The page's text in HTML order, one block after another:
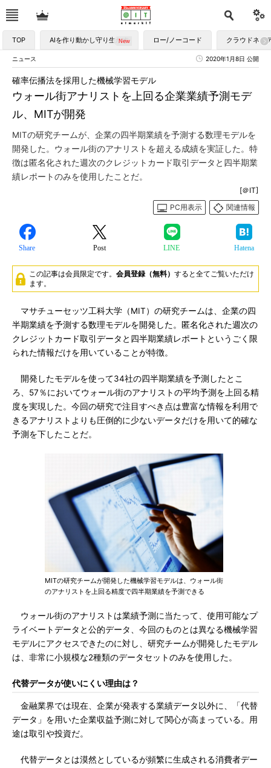
TOP AIを作り動かし守り生かす ロー/ノーコード クラウドネイ
ニュース 2020年1月8日 公開
ウォール街アナリストを上回る企業業績予測モデ
ル、MITが開発
確率伝播法を採用した機械学習モデル
MITの研究チームが、企業の四半期業績を予測する数理モデルを
開発した。ウォール街のアナリストを超える成績を実証した。特
徴は匿名化された週次のクレジットカード取引データと四半期業
績レポートのみを使用したことだ。
[＠IT]
PC用表示
関連情報
Share Post LINE Hatena
この記事は会員限定です。 会員登録（無料） すると全てご覧いただけ
ます。
マサチューセッツ工科大学（MIT）の研究チームは、企業の四
半期業績を予測する数理モデルを開発した。匿名化された週次の
クレジットカード取引データと四半期業績レポートというごく限
られた情報だけを用いていることが特徴。
開発したモデルを使って34社の四半期業績を予測したとこ
ろ、57％においてウォール街のアナリストの平均予測を上回る精
度を実現した。今回の研究で注目すべき点は豊富な情報を利用で
きるアナリストよりも圧倒的に少ないデータだけを用いて的確な
予測を下したことだ。
MITの研究チームが開発した機械学習モデルは、ウォール街
のアナリストを上回る精度で四半期業績を予測できる
ウォール街のアナリストは業績予測に当たって、使用可能なプ
ライベートデータと公的データ、今回のものとは異なる機械学習
モデルにアクセスできたのに対し、研究チームが開発したモデル
は、非常に小規模な2種類のデータセットのみを使用した。
代替データが使いにくい理由は？
金融業界では現在、企業が発表する業績データ以外に、「代替
データ」を用いた企業収益予測に対して関心が高まっている。用
途は取引や投資だ。
代替データとは漠然としているが頻繁に生成される消費者デー